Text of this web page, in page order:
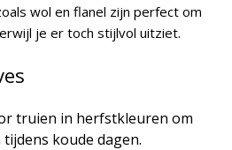
wol en flanel zijn perfect om
je er toch stijlvol uitziet.
truien in herfstkleuren om
koude dagen.